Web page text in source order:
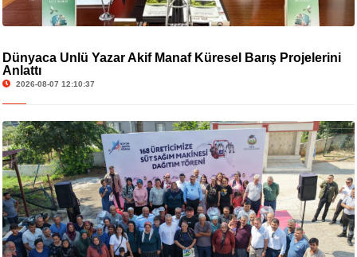
Dünyaca Ünlü Yazar Akif Manaf Küresel Barış Projelerini
Anlattı
2026-08-07 12:10:37